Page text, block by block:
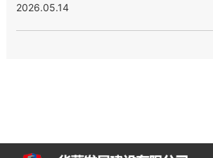
2026.05.14